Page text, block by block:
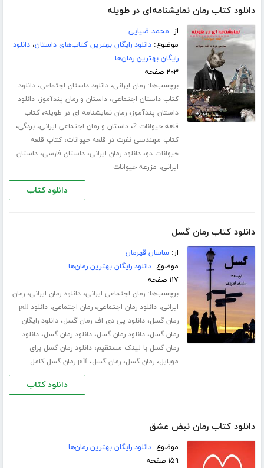
دانلود کتاب رمان نمایشنامه‌ای در طویله
از: محمد ضیایی
موضوع:دانلود رایگان بهترین کتاب‌های داستان،دانلود
رایگان بهترین رمان‌ها
۲۰۳ صفحه
برچسب‌ها:رمان ایرانی،دانلود داستان اجتماعی،دانلود
کتاب داستان اجتماعی،داستان و رمان پندآموز،دانلود
داستان پندآموز،رمان نمایشنامه ای در طویله،کتاب
قلعه حیوانات 2 ،داستان و رمان اجتماعی ایرانی،بردگی،
کتاب مهندسی نفرت در قلعه حیوانات،کتاب قلعه
حیوانات دو،دانلود رمان ایرانی،داستان فارسی،داستان
ایرانی، مزرعه حیوانات
دانلود کتاب
دانلود کتاب رمان گسل
از:ساسان قهرمان
موضوع:دانلود رایگان بهترین رمان‌ها
۱۱۷ صفحه
برچسب‌ها:رمان اجتماعی ایرانی،دانلود رمان ایرانی،رمان
ایرانی،دانلود رمان اجتماعی،رمان اجتماعی،
دانلود pdf
رمان گسل،دانلود پی دی اف رمان گسل،دانلود رایگان
رمان گسل،دانلود رمان گسل،دانلود رمان گسل،دانلود
رمان گسل با لینک مستقیم،دانلود رمان گسل برای
موبایل،رمان گسل،رمان گسل،pdf رمان گسل کامل
دانلود کتاب
دانلود کتاب رمان نبض عشق
موضوع:دانلود رایگان بهترین رمان‌ها
۱۵۹ صفحه